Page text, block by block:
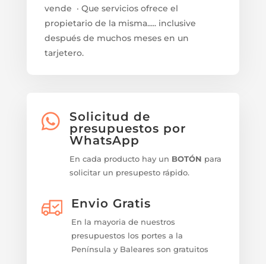
vende · Que servicios ofrece el
propietario de la misma..... inclusive
después de muchos meses en un
tarjetero.

Solicitud de
presupuestos por
WhatsApp
En cada producto hay un BOTÓN para
solicitar un presupesto rápido.
Envio Gratis
En la mayoria de nuestros
presupuestos los portes a la
Península y Baleares son gratuitos